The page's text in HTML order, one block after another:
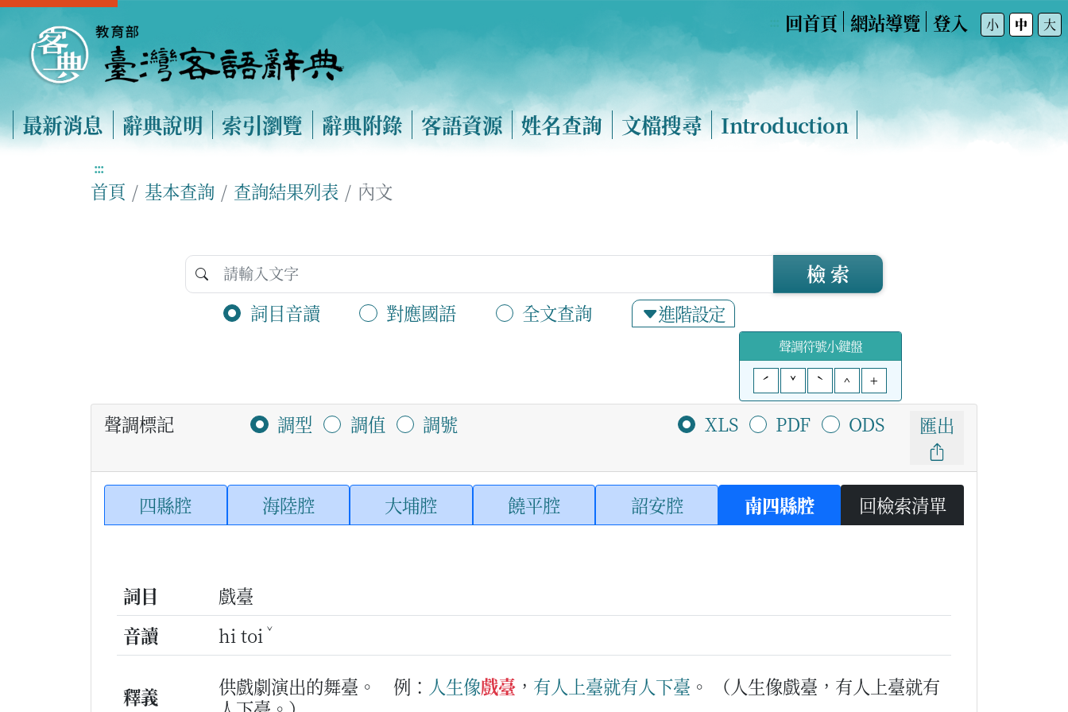
回首頁 網站導覽 登入 小 中 大
最新消息 辭典說明 索引瀏覽 辭典附錄 客語資源 姓名查詢 文檔搜尋 Introduction
:::
首頁 基本查詢 查詢結果列表 內文
詞目音讀 對應國語 全文查詢 進階設定
檢 索
聲調符號小鍵盤
ˊ
ˇ ˋ ^ +
聲調標記 調型 調值 調號 XLS PDF ODS 匯出
四縣腔 海陸腔 大埔腔 饒平腔 詔安腔 南四縣腔 回檢索清單
詞目
戲臺
音讀
hi toi ˇ
釋義 供戲劇演出的舞臺。 例： 人生像戲臺 ， 有人 上臺就有人下臺 。
（人生像戲臺，有人上臺就有